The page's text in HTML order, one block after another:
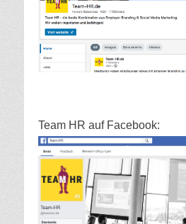
Team HR auf Facebook: